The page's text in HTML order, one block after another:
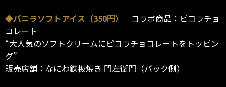
◆バニラソフトアイス（350円）
コラボ商品：ピコラチョ
コレート
“大人気のソフトクリームにピコラチョコレートをトッピン
グ”
販売店舗：なにわ鉄板焼き 門左衛門（バック側）